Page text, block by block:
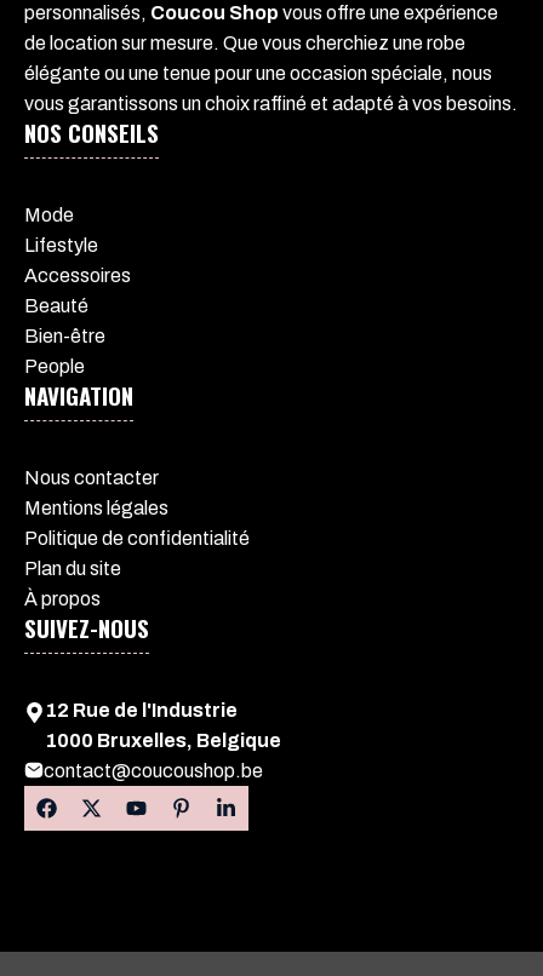
personnalisés, Coucou Shop vous offre une expérience
de location sur mesure. Que vous cherchiez une robe
élégante ou une tenue pour une occasion spéciale, nous
vous garantissons un choix raffiné et adapté à vos besoins.
NOS CONSEILS
Mode
Lifestyle
Accessoires
Beauté
Bien-être
People
NAVIGATION
Nous contacter
Mentions légales
Politique de confidentialité
Plan du site
À propos
SUIVEZ-NOUS
12 Rue de l'Industrie
1000 Bruxelles, Belgique
contact@coucoushop.be